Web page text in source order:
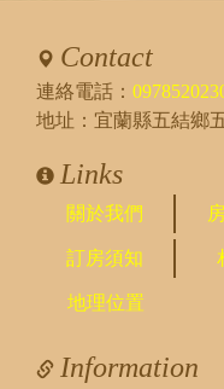
Contact
連絡電話：
地址：宜蘭縣五結鄉
Links
關於我們
訂房須知
地理位置
Information